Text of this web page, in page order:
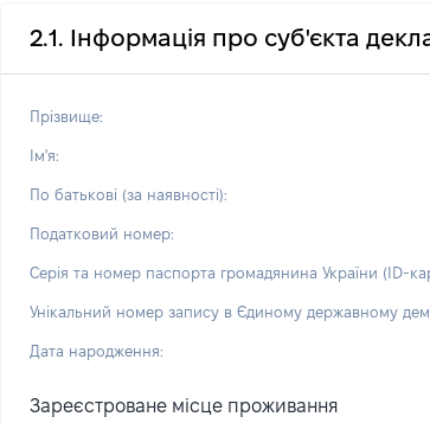
2.1. Інформація про суб'єкта
Прізвище:
Ім'я:
По батькові (за наявності):
Податковий номер:
Серія та номер паспорта громадянина України (ID-
Унікальний номер запису в Єдиному державному
Дата народження:
Зареєстроване місце проживання